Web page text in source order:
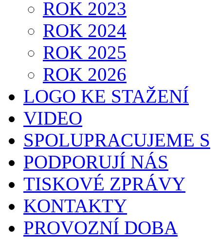
ROK 2023
ROK 2024
ROK 2025
ROK 2026
LOGO KE STAŽENÍ
VIDEO
SPOLUPRACUJEME S
PODPORUJÍ NÁS
TISKOVÉ ZPRÁVY
KONTAKTY
PROVOZNÍ DOBA